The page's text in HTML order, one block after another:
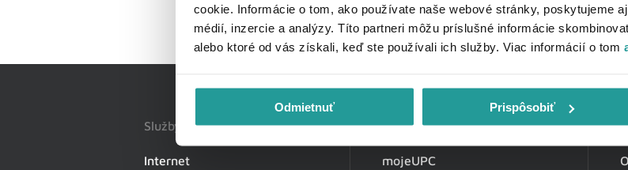
cookie. Informácie o tom, ako používate naše webové stránky, poskytujeme
médií, inzercie a analýzy. Títo partneri môžu príslušné informácie
alebo ktoré od vás získali, keď ste používali ich služby. Viac informácií o tom
Odmietnuť Prispôsobiť
Služby
Internet
Zákaznícka zóna
mojeUPC